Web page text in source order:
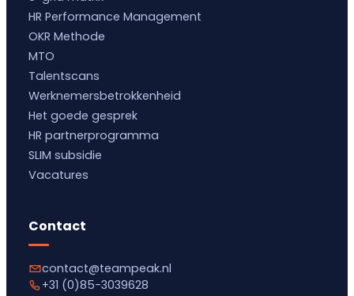
HR Performance Management
OKR Methode
MTO
Talentscans
Werknemersbetrokkenheid
Het goede gesprek
HR partnerprogramma
SLIM subsidie
Vacatures
Contact
contact@teampeak.nl
+31 (0)85-3039628